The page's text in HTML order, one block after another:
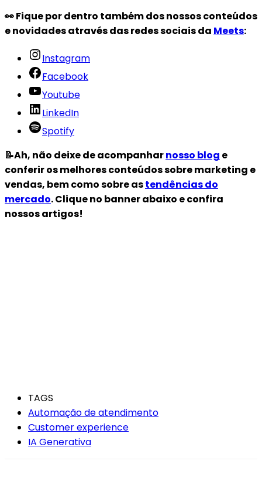
👀 Fique por dentro também dos nossos conteúdos
e novidades através das redes sociais da Meets:
Instagram
Facebook
Youtube
LinkedIn
Spotify
📝Ah, não deixe de acompanharnosso blog e
conferir os melhores conteúdos sobre marketing e
vendas, bem como sobre astendências do
mercado. Clique no banner abaixo e confira
nossos artigos!
TAGS
Automação de atendimento
Customer experience
IA Generativa